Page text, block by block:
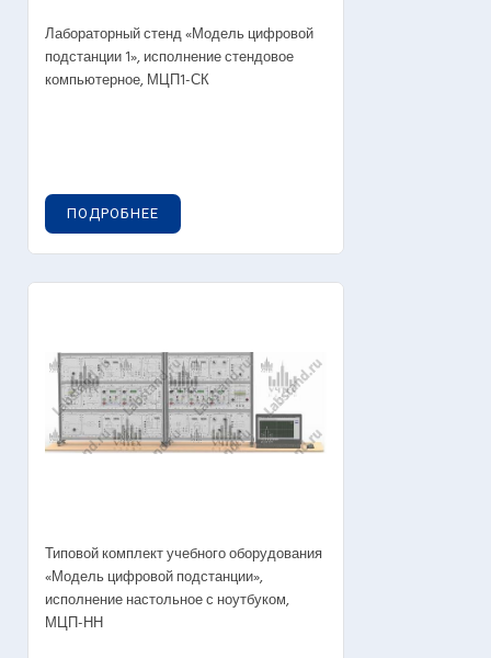
Лабораторный стенд «Модель цифровой
подстанции 1», исполнение стендовое
компьютерное, МЦП1-СК
ПОДРОБНЕЕ
Типовой комплект учебного оборудования
«Модель цифровой подстанции»,
исполнение настольное с ноутбуком,
МЦП-НН